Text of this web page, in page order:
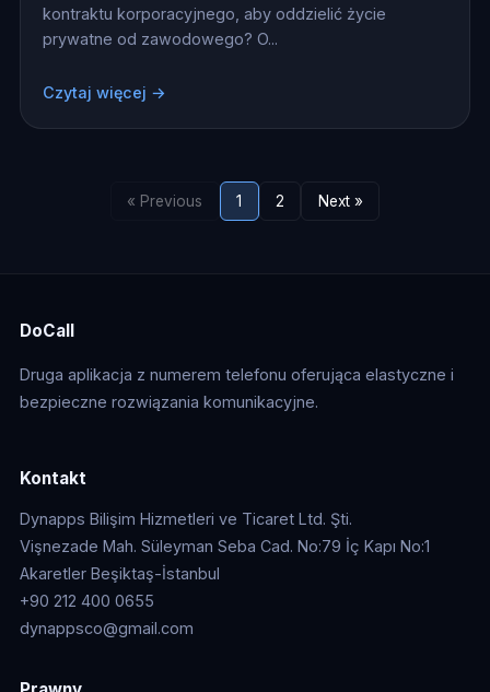
kontraktu korporacyjnego, aby oddzielić życie
prywatne od zawodowego? O...
Czytaj więcej →
« Previous 1 2 Next »
DoCall
Druga aplikacja z numerem telefonu oferująca elastyczne i
bezpieczne rozwiązania komunikacyjne.
Kontakt
Dynapps Bilişim Hizmetleri ve Ticaret Ltd. Şti.
Vişnezade Mah. Süleyman Seba Cad. No:79 İç Kapı No:1
Akaretler Beşiktaş-İstanbul
+90 212 400 0655
dynappsco@gmail.com